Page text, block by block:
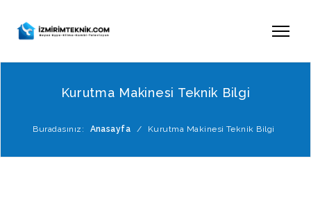
Kurutma Makinesi Teknik Bilgi
Buradasınız: Anasayfa / Kurutma Makinesi Teknik Bilgi